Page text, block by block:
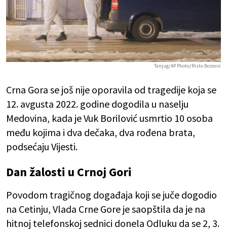
Tanjug/AP Photo/Risto Bozovic
Crna Gora se još nije oporavila od tragedije koja se
12. avgusta 2022. godine dogodila u naselju
Medovina, kada je Vuk Borilović usmrtio 10 osoba
među kojima i dva dečaka, dva rođena brata,
podsećaju Vijesti.
Dan žalosti u Crnoj Gori
Povodom tragičnog događaja koji se juče dogodio
na Cetinju, Vlada Crne Gore je saopštila da je na
hitnoj telefonskoj sednici donela Odluku da se 2, 3.